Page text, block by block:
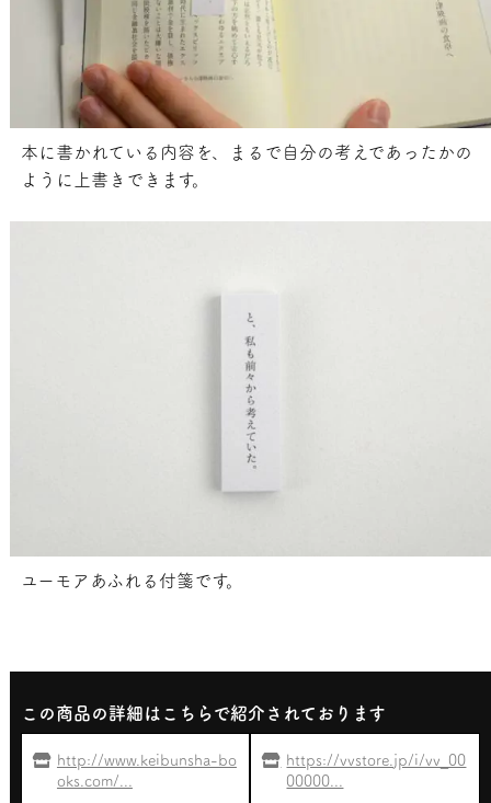
本に書かれている内容を、まるで自分の考えであったかの
ように上書きできます。
ユーモアあふれる付箋です。
この商品の詳細はこちらで紹介されております
http://www.keibunsha-bo
oks.com/...
https://vvstore.jp/i/vv_00
00000...